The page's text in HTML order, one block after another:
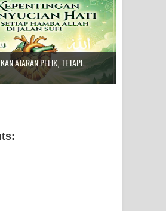
AJARAN PELIK, TETAPI...